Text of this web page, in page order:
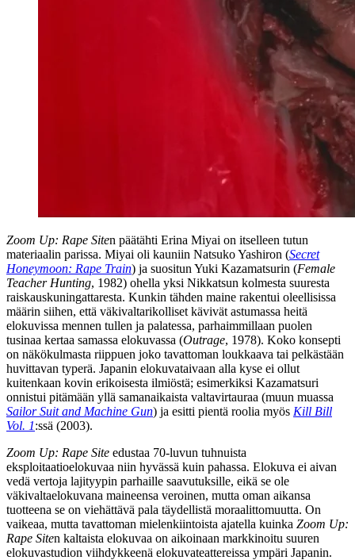
Zoom Up: Rape Siten päätähti Erina Miyai on itselleen tutun
materiaalin parissa. Miyai oli kauniin Natsuko Yashiron (Secret
Honeymoon: Rape Train) ja suositun Yuki Kazamatsurin (Female
Teacher Hunting, 1982) ohella yksi Nikkatsun kolmesta suuresta
raiskauskuningattaresta. Kunkin tähden maine rakentui oleellisissa
määrin siihen, että väkivaltarikolliset kävivät astumassa heitä
elokuvissa mennen tullen ja palatessa, parhaimmillaan puolen
tusinaa kertaa samassa elokuvassa (Outrage, 1978). Koko konsepti
on näkökulmasta riippuen joko tavattoman loukkaava tai pelkästään
huvittavan typerä. Japanin elokuvataivaan alla kyse ei ollut
kuitenkaan kovin erikoisesta ilmiöstä; esimerkiksi Kazamatsuri
onnistui pitämään yllä samanaikaista valtavirtauraa (muun muassa
Sailor Suit and Machine Gun) ja esitti pientä roolia myös Kill Bill
Vol. 1:ssä (2003).
Zoom Up: Rape Site edustaa 70‑luvun tuhnuista
eksploitaatioelokuvaa niin hyvässä kuin pahassa. Elokuva ei aivan
vedä vertoja lajityypin parhaille saavutuksille, eikä se ole
väkivaltaelokuvana maineensa veroinen, mutta oman aikansa
tuotteena se on viehättävä pala täydellistä moraalittomuutta. On
vaikeaa, mutta tavattoman mielenkiintoista ajatella kuinka Zoom Up:
Rape Siten kaltaista elokuvaa on aikoinaan markkinoitu suuren
elokuvastudion viihdykkeenä elokuvateattereissa ympäri Japanin.